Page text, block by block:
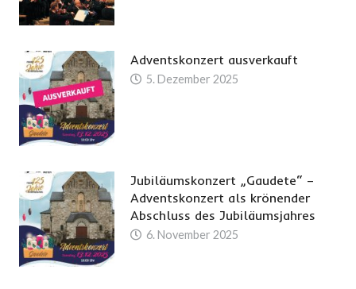
Adventskonzert ausverkauft
5. Dezember 2025
Jubiläumskonzert „Gaudete“ –
Adventskonzert als krönender
Abschluss des Jubiläumsjahres
6. November 2025